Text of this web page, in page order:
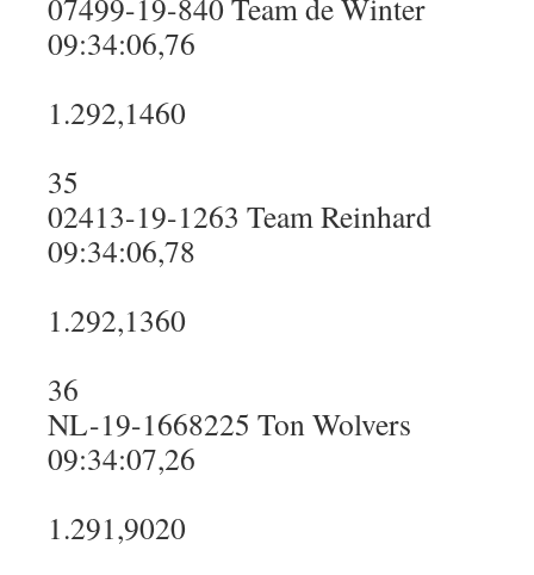
07499-19-840 Team de Winter
09:34:06,76
1.292,1460
35
02413-19-1263 Team Reinhard
09:34:06,78
1.292,1360
36
NL-19-1668225 Ton Wolvers
09:34:07,26
1.291,9020